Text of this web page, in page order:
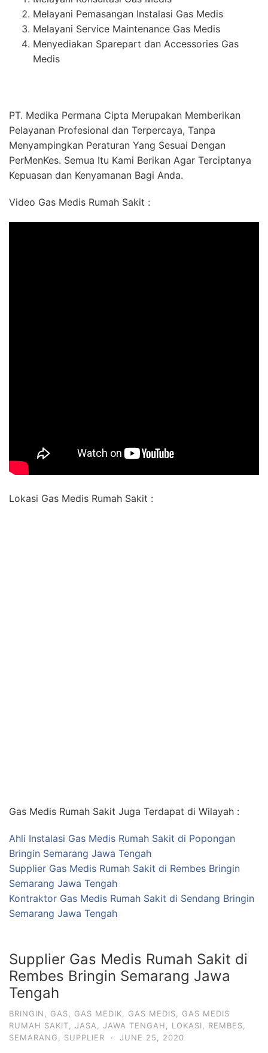
Melayani Pemasangan Instalasi Gas Medis
Melayani Service Maintenance Gas Medis
Menyediakan Sparepart dan Accessories Gas
Medis
PT. Medika Permana Cipta Merupakan Memberikan
Pelayanan Profesional dan Terpercaya, Tanpa
Menyampingkan Peraturan Yang Sesuai Dengan
PerMenKes. Semua Itu Kami Berikan Agar Terciptanya
Kepuasan dan Kenyamanan Bagi Anda.
Video Gas Medis Rumah Sakit :
Lokasi Gas Medis Rumah Sakit :
Gas Medis Rumah Sakit Juga Terdapat di Wilayah :
Ahli Instalasi Gas Medis Rumah Sakit di Popongan
Bringin Semarang Jawa Tengah
Supplier Gas Medis Rumah Sakit di Rembes Bringin
Semarang Jawa Tengah
Kontraktor Gas Medis Rumah Sakit di Sendang Bringin
Semarang Jawa Tengah
Supplier Gas Medis Rumah Sakit di
Rembes Bringin Semarang Jawa
Tengah
BRINGIN GAS GAS MEDIK GAS MEDIS
GAS MEDIS
RUMAH SAKIT
JASA JAWA TENGAH LOKASI REMBES
SEMARANG
SUPPLIER · JUNE 25, 2020